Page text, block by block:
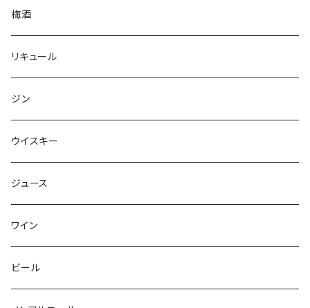
梅酒
リキュール
ジン
ウイスキー
ジュース
ワイン
ビール